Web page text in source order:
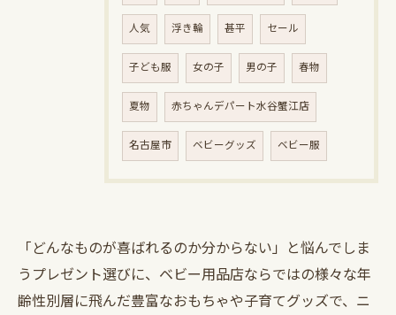
人気 浮き輪 甚平 セール
子ども服 女の子 男の子 春物
夏物 赤ちゃんデパート水谷蟹江店
名古屋市 ベビーグッズ ベビー服
「どんなものが喜ばれるのか分からない」と悩んでしま
うプレゼント選びに、ベビー用品店ならではの様々な年
齢性別層に飛んだ豊富なおもちゃや子育てグッズで、ニ